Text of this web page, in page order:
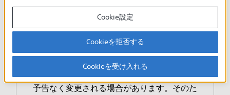
い。
本サービスは、ソニー製品の取扱説明書、付属
印刷物等のすべてを網羅するものではありませ
ん。
予告なく変更される場合があります。そのた
Cookie設定
Cookieを拒否する
Cookieを受け入れる